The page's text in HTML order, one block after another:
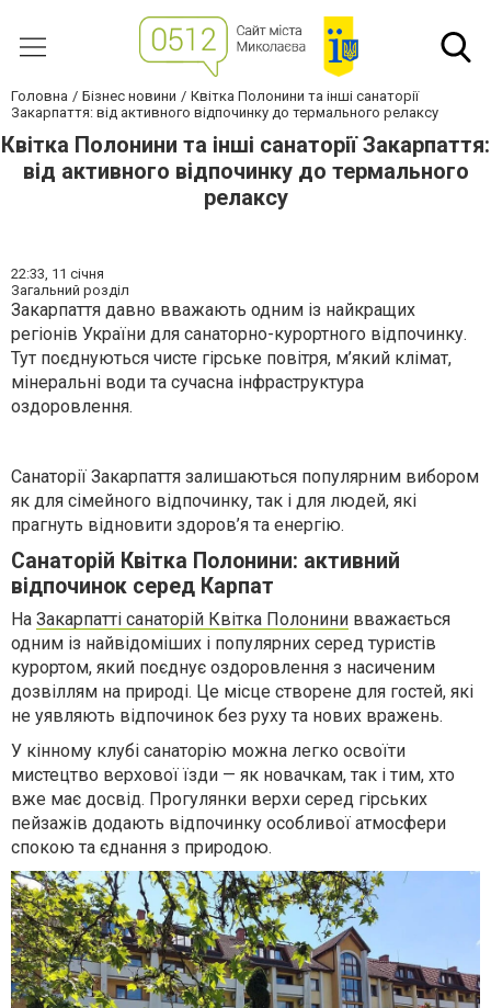
Головна Бізнес новини
Квітка Полонини та інші санаторії
Закарпаття: від активного відпочинку до термального релаксу
Квітка Полонини та інші санаторії Закарпаття:
від активного відпочинку до термального
релаксу
22:33, 11 січня
Загальний розділ
Закарпаття давно вважають одним із найкращих
регіонів України для санаторно-курортного відпочинку.
Тут поєднуються чисте гірське повітря, м’який клімат,
мінеральні води та сучасна інфраструктура
оздоровлення.
Санаторії Закарпаття залишаються популярним вибором
як для сімейного відпочинку, так і для людей, які
прагнуть відновити здоров’я та енергію.
Санаторій Квітка Полонини: активний
відпочинок серед Карпат
На Закарпатті санаторій Квітка Полонини вважається
одним із найвідоміших і популярних серед туристів
курортом, який поєднує оздоровлення з насиченим
дозвіллям на природі. Це місце створене для гостей, які
не уявляють відпочинок без руху та нових вражень.
У кінному клубі санаторію можна легко освоїти
мистецтво верхової їзди — як новачкам, так і тим, хто
вже має досвід. Прогулянки верхи серед гірських
пейзажів додають відпочинку особливої атмосфери
спокою та єднання з природою.